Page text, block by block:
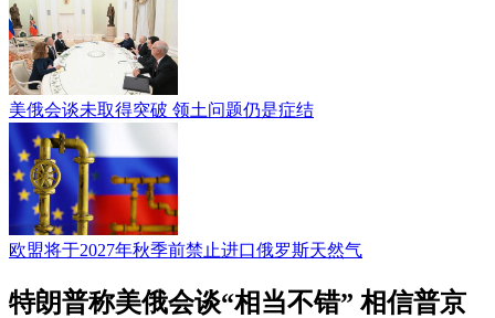
美俄会谈未取得突破 领土问题仍是症结
欧盟将于2027年秋季前禁止进口俄罗斯天然气
特朗普称美俄会谈“相当不错” 相信普京